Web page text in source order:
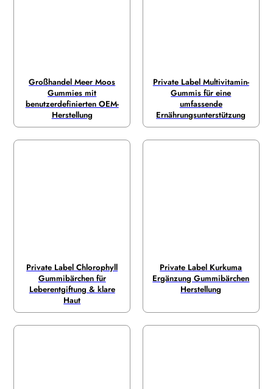
Großhandel Meer Moos
Gummies mit
benutzerdefinierten OEM-
Herstellung
Private Label Multivitamin-
Gummis für eine
umfassende
Ernährungsunterstützung
Private Label Chlorophyll
Gummibärchen für
Leberentgiftung & klare
Haut
Private Label Kurkuma
Ergänzung Gummibärchen
Herstellung